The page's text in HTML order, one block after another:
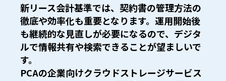
新リース会計基準では、契約書の管理方法の
徹底や効率化も重要となります。運用開始後
も継続的な見直しが必要になるので、デジタ
ルで情報共有や検索できることが望ましいで
す。
PCAの企業向けクラウドストレージサービス